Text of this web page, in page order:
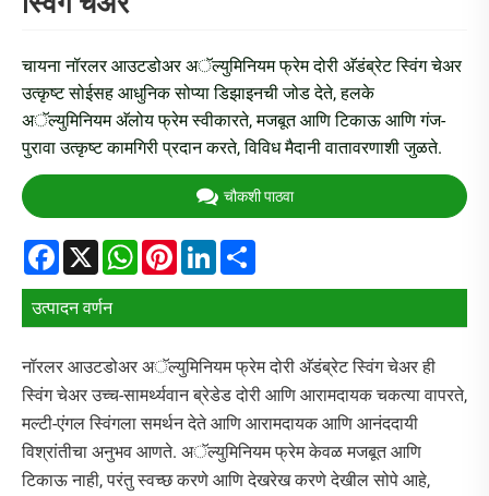
चायना नॉरलर आउटडोअर अॅल्युमिनियम फ्रेम दोरी अ‍ॅडंब्रेट स्विंग चेअर
उत्कृष्ट सोईसह आधुनिक सोप्या डिझाइनची जोड देते, हलके
अॅल्युमिनियम अ‍ॅलोय फ्रेम स्वीकारते, मजबूत आणि टिकाऊ आणि गंज-
पुरावा उत्कृष्ट कामगिरी प्रदान करते, विविध मैदानी वातावरणाशी जुळते.
चौकशी पाठवा
Facebook
X WhatsApp
PinterestLinkedIn
उत्पादन वर्णन
नॉरलर आउटडोअर अॅल्युमिनियम फ्रेम दोरी अ‍ॅडंब्रेट स्विंग चेअर ही
स्विंग चेअर उच्च-सामर्थ्यवान ब्रेडेड दोरी आणि आरामदायक चकत्या वापरते,
मल्टी-एंगल स्विंगला समर्थन देते आणि आरामदायक आणि आनंददायी
विश्रांतीचा अनुभव आणते. अॅल्युमिनियम फ्रेम केवळ मजबूत आणि
टिकाऊ नाही, परंतु स्वच्छ करणे आणि देखरेख करणे देखील सोपे आहे,